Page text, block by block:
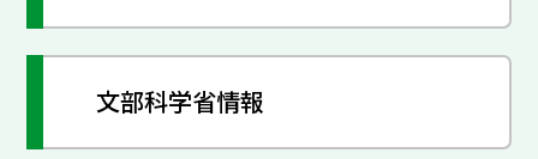
文部科学省情報